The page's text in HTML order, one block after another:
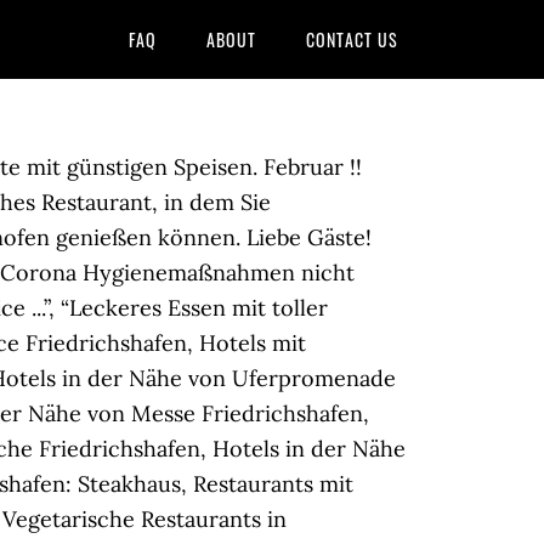
6dd47f.phpon line41
FAQ ABOUT CONTACT US
Herstellung oder leckere Pizza aus unserem Schamott-Steinofen. Unsere SteinofenPizza: tradtionell, authentisch, neapolitanisch, geile frische Zutaten - fatto con amore! Mit Routenplaner! Das Restaurant direkt im Herzen Friedrichshafens (FN) an der Promenade des Bodensees ist bekannt für seine hausgemachte Pasta und exquisite Pizza-Kreationen aus dem Schamott-Steinofen. Das Restaurant direkt im Herzen Friedrichshafens (FN) an der Promenade des Bodensees ist bekannt für seine hausgemachte Pasta und exquisite Pizza-Kreationen aus dem Schamott-Steinofen. Das Bella Vista ist die Top-Adresse wenn es um italienisches Lebensgefühl am Bodensee geht. Italienisches Restaurant 23 Lieferanten auf Yoys in Friedrichshafen, Deutschland: Bella, Credo, Restaurant Yoys B2B Marktplatz Produkte Unternehmen Vertriebspartner Händler Kontakt Das „Bella Vista“ ist ein modernes italienisches Restaurant, in dem Sie hausgemachte Pasta aus eigener Herstellung, oder eine leckere Pizza aus dem Schamott-Steinofen genießen können. Mobilfunkpreise können ggf. Pizzateig nach einem alten Familienrezept aus Kalabrien, beste Zutaten, im Steinofen veredelt! ACHTUNG: Wir machen Winterpause bis zum 25. Mehr Informationen über italienische restaurants in Friedrichshafen und in der Nähe . FRIEDRICHSHAFEN Restaurants Gaststätten Trinken : Restaurant Restaurant Bella Vista Italienisches Restaurant / Pizzeria mit Seeblick. Wenn Sie in einem anderen Land oder in einer anderen Region leben, wählen Sie über das Drop-down-Menü bitte die Tripadvisor-Website in der entsprechenden Sprache aus. Italienische Restaurant Ravensburg Das Da Giuseppe öffnete seine Pforten 2017. Pizzeria & Pastamanufaktur wie in Italien. Restaurants mit Geschenkkartenfunktion anzeigen, “Ein typischer Italiener mit sehr guter ...”, “H.N. In den Frühlings- und Sommermonaten können Sie unsere italienischen Köstlichkeiten auch auf unserer wunderschönen Terrasse direkt am glitzernden Wasser genießen. Liste der beliebtesten italienisches Restaurant in Friedrichshafen; 5 Kundenbewertungen, ☆ Preise,☎ Kontaktdaten und Öffnungszeiten von Firmen aus Friedrichshafen mit dem Stichwort italienisches Restaurant . Bei Fragen bitte unter der Nummer: 0173 1784414 anrufen. Unsere gemütliche überdachte Arcade lädt zudem zum Entspannen ein. Nach kürzester Zeit hat sich das Restaurant, welches täglich köstliche Speisen und eine unverwechselbare Atmosphäre vermittelt, zu einem gut besuchten Restaurant und einer festen Größe der italienischen Küche in Ravensburg etabliert. Unsere italienisches Restaurant verbindet traditionelle italienische Küche mit modernem Ambiente a